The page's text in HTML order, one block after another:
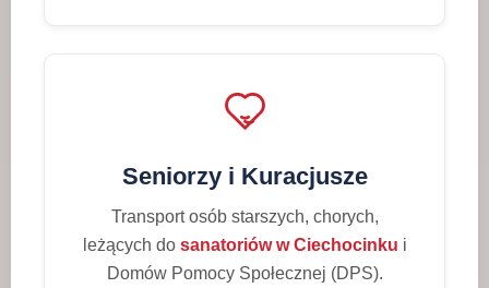
Seniorzy i Kuracjusze
Transport osób starszych, chorych,
leżących do sanatoriów w Ciechocinku i
Domów Pomocy Społecznej (DPS).